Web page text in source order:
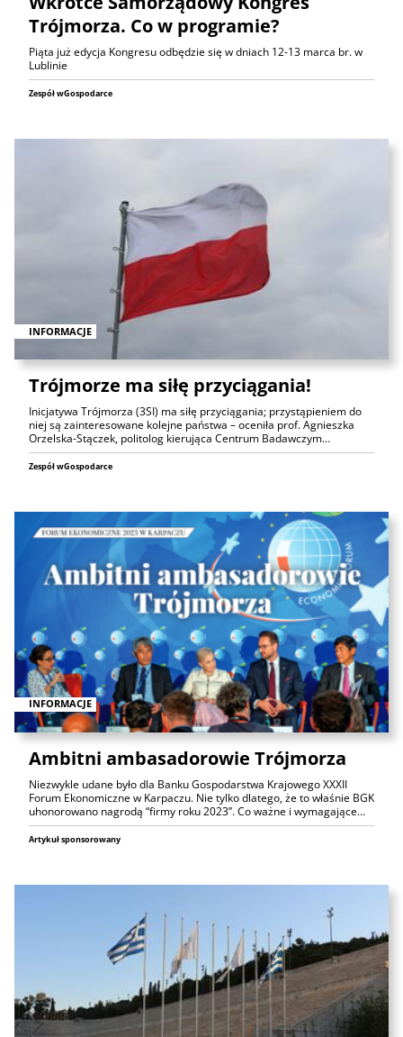
Trójmorza. Co w programie?
Piąta już edycja Kongresu odbędzie się w dniach 12-13 marca br. w
Lublinie
Zespół wGospodarce
INFORMACJE
Trójmorze ma siłę przyciągania!
Inicjatywa Trójmorza (3SI) ma siłę przyciągania; przystąpieniem do
niej są zainteresowane kolejne państwa – oceniła prof. Agnieszka
Orzelska-Stączek, politolog kierująca Centrum Badawczym…
Zespół wGospodarce
INFORMACJE
Ambitni ambasadorowie Trójmorza
Niezwykle udane było dla Banku Gospodarstwa Krajowego XXXII
Forum Ekonomiczne w Karpaczu. Nie tylko dlatego, że to właśnie BGK
uhonorowano nagrodą “firmy roku 2023”. Co ważne i wymagające…
Artykuł sponsorowany